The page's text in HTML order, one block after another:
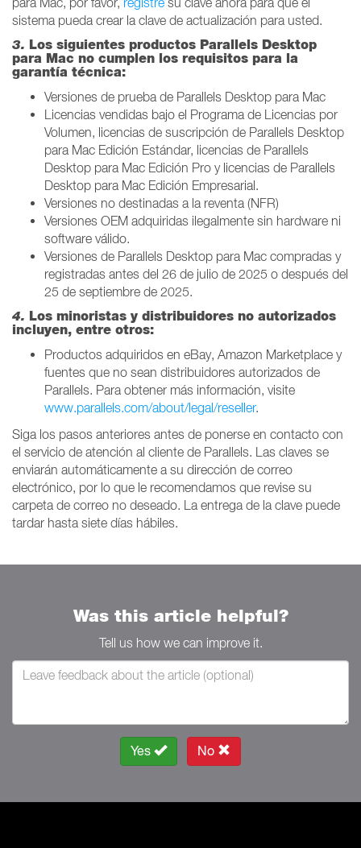
sistema pueda crear la clave de actualización para usted.
3. Los siguientes productos Parallels Desktop
para Mac no cumplen los requisitos para la
garantía técnica:
Versiones de prueba de Parallels Desktop para Mac
Licencias vendidas bajo el Programa de Licencias por
Volumen, licencias de suscripción de Parallels Desktop
para Mac Edición Estándar, licencias de Parallels
Desktop para Mac Edición Pro y licencias de Parallels
Desktop para Mac Edición Empresarial.
Versiones no destinadas a la reventa (NFR)
Versiones OEM adquiridas ilegalmente sin hardware ni
software válido.
Versiones de Parallels Desktop para Mac compradas y
registradas antes del 26 de julio de 2025 o después del
25 de septiembre de 2025.
4. Los minoristas y distribuidores no autorizados
incluyen, entre otros:
Productos adquiridos en eBay, Amazon Marketplace y
fuentes que no sean distribuidores autorizados de
Parallels. Para obtener más información, visite
www.parallels.com/about/legal/reseller.
Siga los pasos anteriores antes de ponerse en contacto con
el servicio de atención al cliente de Parallels. Las claves se
enviarán automáticamente a su dirección de correo
electrónico, por lo que le recomendamos que revise su
carpeta de correo no deseado. La entrega de la clave puede
tardar hasta siete días hábiles.
Was this article helpful?
Tell us how we can improve it.
Yes No